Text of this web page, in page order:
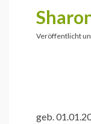
Veröffentlicht
geb.